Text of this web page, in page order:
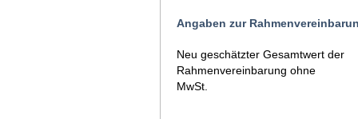
Angaben zur
Neu geschätzter Gesamtwert der
Rahmenvereinbarung ohne
MwSt.